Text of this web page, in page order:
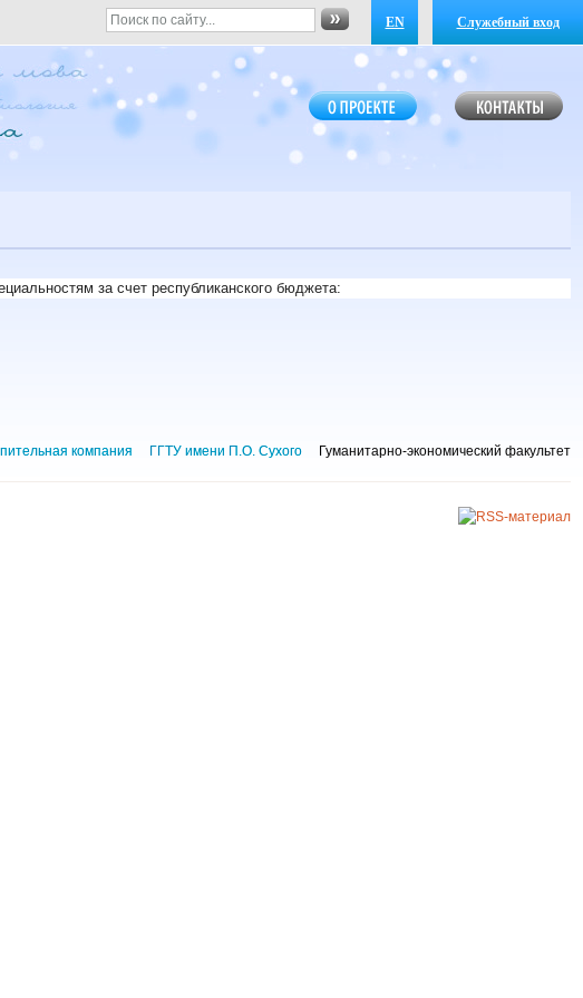
EN Служебный вход
за счет республиканского бюджета:
компания ГГТУ имени П.О. Сухого Гуманитарно-экономический факультет